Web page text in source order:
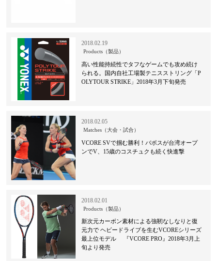
2018.02.19
Products（製品）
高い性能持続性でタフなゲームでも攻め続け
られる。国内自社工場製テニスストリング「P
OLYTOUR STRIKE」2018年3月下旬発売
2018.02.05
Matches（大会・試合）
VCORE SVで掴む勝利！バボスが台湾オープ
ンでV、15歳のコスチュクも続く快進撃
2018.02.01
Products（製品）
新次元カーボン素材による強靭なしなりと復
元力で ヘビードライブを生むVCOREシリーズ
最上位モデル 『VCORE PRO』2018年3月上
旬より発売